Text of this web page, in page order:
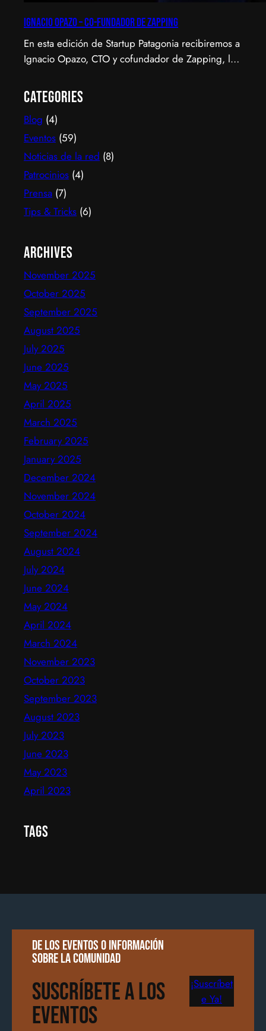
Ignacio Opazo – Co-Fundador de Zapping
En esta edición de Startup Patagonia recibiremos a
Ignacio Opazo, CTO y cofundador de Zapping, la
que América Latina ve televisión. ​Zapping nació
con una idea simple y potente: ofrecer una
experiencia de TV por internet fluida, sin
decodificadores ni contratos, y hoy suma más de
600…
Categories
Blog (4)
Eventos (59)
Noticias de la red (8)
Patrocinios (4)
Prensa (7)
Tips & Tricks (6)
Archives
November 2025
October 2025
September 2025
August 2025
July 2025
June 2025
May 2025
April 2025
March 2025
February 2025
January 2025
December 2024
November 2024
October 2024
September 2024
August 2024
July 2024
June 2024
May 2024
April 2024
March 2024
November 2023
October 2023
September 2023
August 2023
July 2023
June 2023
May 2023
April 2023
Tags
De los eventos o información
sobre la comunidad
Suscríbete a los
Eventos
¡Suscríbet
e Ya!